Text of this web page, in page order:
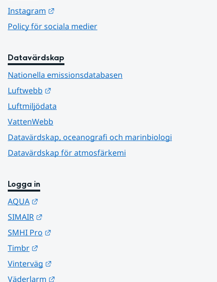
Instagram
Policy för sociala medier
Datavärdskap
Nationella emissionsdatabasen
Luftwebb
Luftmiljödata
VattenWebb
Datavärdskap, oceanografi och marinbiologi
Datavärdskap för atmosfärkemi
Logga in
AQUA
SIMAIR
SMHI Pro
Timbr
Vinterväg
Väderlarm